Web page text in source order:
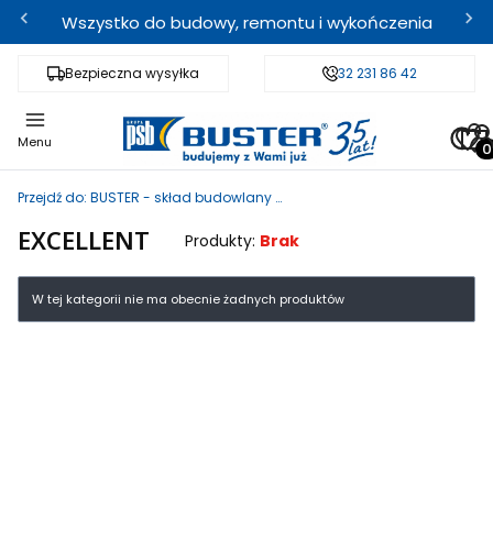
Wszystko do budowy, remontu i wykończenia
Bezpieczna wysyłka Fachowe doradztwo
32 231 86 42
Menu
Przejdź do: BUSTER - skład budowlany i sklep internetowy
EXCELLENT Produkty: Brak
W tej kategorii nie ma obecnie żadnych produktów